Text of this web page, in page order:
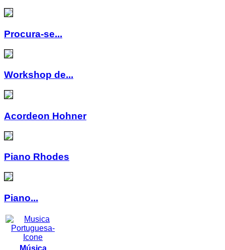
Procura-se...
Workshop de...
Acordeon Hohner
Piano Rhodes
Piano...
Música